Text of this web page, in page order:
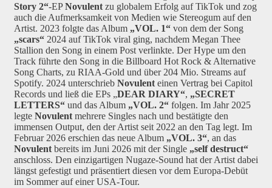
Story 2“-EPNovulent zu globalem Erfolg auf TikTok und zog
auch die Aufmerksamkeit von Medien wie Stereogum auf den
Artist. 2023 folgte das Album „VOL. 1“ von dem der Song
„scars“ 2024 auf TikTok viral ging, nachdem Megan Thee
Stallion den Song in einem Post verlinkte. Der Hype um den
Track führte den Song in die Billboard Hot Rock & Alternative
Song Charts, zu RIAA-Gold und über 204 Mio. Streams auf
Spotify. 2024 unterschrieb Novulent einen Vertrag bei Capitol
Records und ließ die EPs „DEAR DIARY“, „SECRET
LETTERS“ und das Album „VOL. 2“ folgen. Im Jahr 2025
legte Novulent mehrere Singles nach und bestätigte den
immensen Output, den der Artist seit 2022 an den Tag legt. Im
Februar 2026 erschien das neue Album „VOL. 3“, an das
Novulent bereits im Juni 2026 mit der Single „self destruct“
anschloss. Den einzigartigen Nugaze-Sound hat der Artist dabei
längst gefestigt und präsentiert diesen vor dem Europa-Debüt
im Sommer auf einer USA-Tour.